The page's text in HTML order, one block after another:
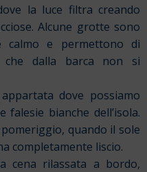
la luce filtra creando
Alcune grotte sono
calmo e permettono di
che dalla barca non si
dove possiamo
bianche dell’isola.
quando il sole
completamente liscio.
cena rilassata a bordo,